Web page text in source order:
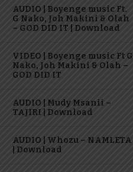
AUDIO | Boyenge music Ft.
G Nako, Joh Makini & Olah
– GOD DID IT | Download
VIDEO | Boyenge music Ft G
Nako, Joh Makini & Olah –
GOD DID IT
AUDIO | Mudy Msanii –
TAJIRI | Download
AUDIO | Whozu – NAMLETA
| Download